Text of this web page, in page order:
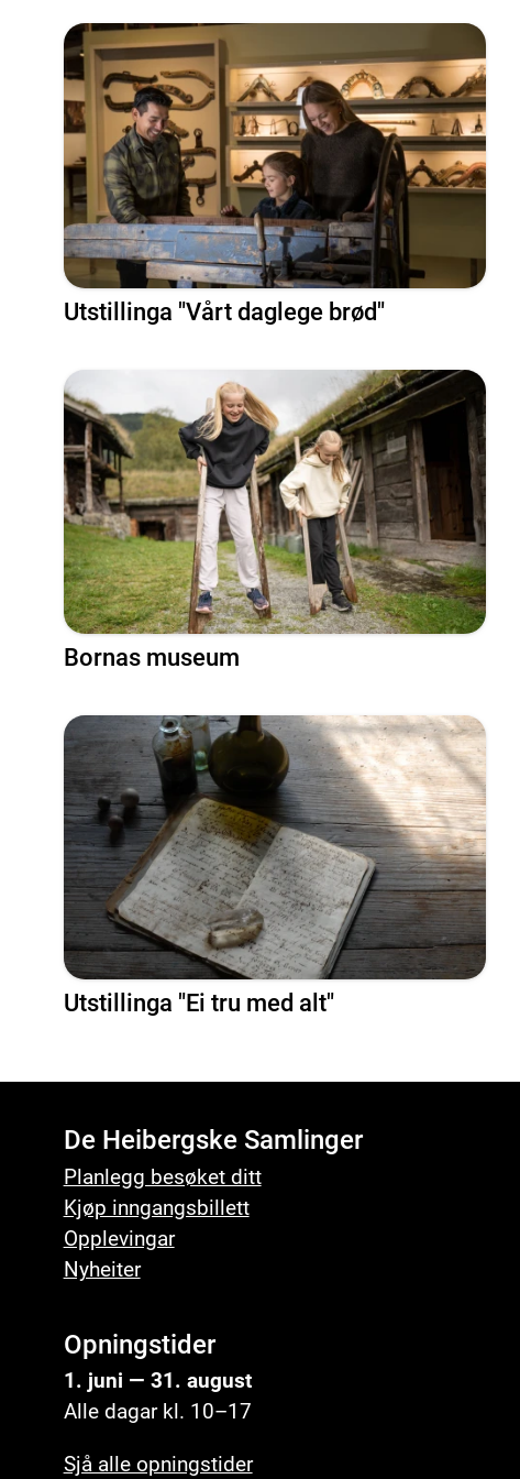
Utstillinga "Vårt daglege brød"
Bornas museum
Utstillinga "Ei tru med alt"
De Heibergske Samlinger
Planlegg besøket ditt
Kjøp inngangsbillett
Opplevingar
Nyheiter
Opningstider
1. juni — 31. august
Alle dagar kl. 10–17
Sjå alle opningstider